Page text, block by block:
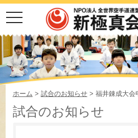
toggle
navigation
ホーム > 試合のお知らせ> 福井錬成大会
試合のお知らせ